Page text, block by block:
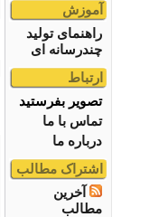
آموزش
راهنمای تولید
چندرسانه ای
ارتباط
تصویر بفرستید
تماس با ما
درباره ما
اشتراک مطالب
آخرین
مطالب